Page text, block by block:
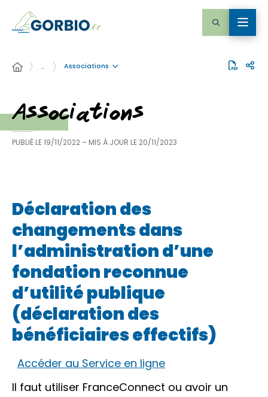
… Associations
Associations
PUBLIÉ LE19/11/2022 – MIS À JOUR LE 20/11/2023
Déclaration des
changements dans
l’administration d’une
fondation reconnue
d’utilité publique
(déclaration des
bénéficiaires effectifs)
Accéder au Service en ligne
Il faut utiliser FranceConnect ou avoir un